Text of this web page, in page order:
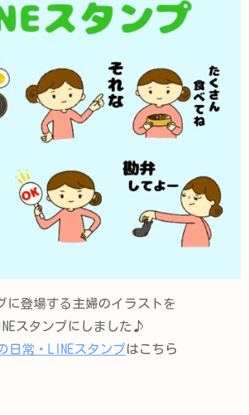
に登場する主婦のイラストを
スタンプにしました♪
日常・LINEスタンプはこちら